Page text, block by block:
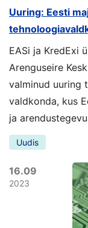
Uuring: Eesti
EASi ja KredExi
Arenguseire
valminud uuring
valdkonda, kus
ja
Uudis
16.09
2023